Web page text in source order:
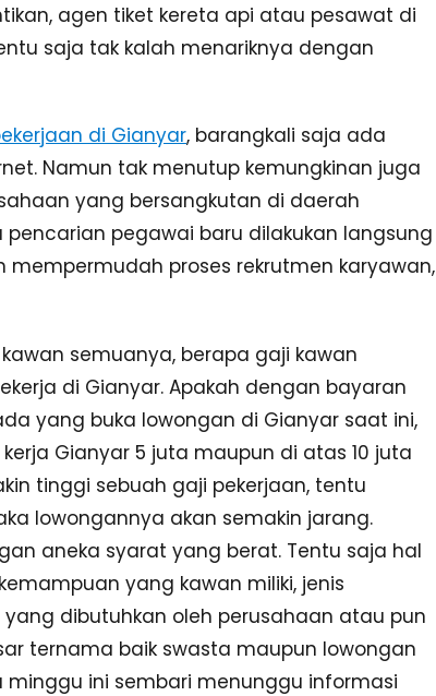
agen tiket kereta api atau pesawat di
saja tak kalah menariknya dengan
di Gianyar, barangkali saja ada
Namun tak menutup kemungkinan juga
yang bersangkutan di daerah
pegawai baru dilakukan langsung
proses rekrutmen karyawan,
semuanya, berapa gaji kawan
di Gianyar. Apakah dengan bayaran
yang buka lowongan di Gianyar saat ini,
Gianyar 5 juta maupun di atas 10 juta
tinggi sebuah gaji pekerjaan, tentu
lowongannya akan semakin jarang.
aneka syarat yang berat. Tentu saja hal
yang kawan miliki, jenis
dibutuhkan oleh perusahaan atau pun
ternama baik swasta maupun lowongan
minggu ini sembari menunggu informasi